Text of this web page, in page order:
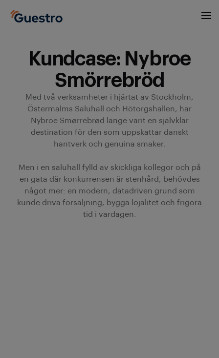
Kundcase: Nybroe
Smörrebröd
Med två verksamheter i hjärtat av Stockholm,
Östermalms Saluhall och Hötorgshallen, har
Nybroe Smørrebrød länge varit en självklar
destination för den som uppskattar danskt
hantverk och genuina smaker.
Men i en saluhall fylld av skickliga kollegor och på
en gata där konkurrensen är stenhård, behövdes
något mer: en modern, datadriven grund som
kunde driva försäljning, bygga lojalitet och frigöra
tid i vardagen.